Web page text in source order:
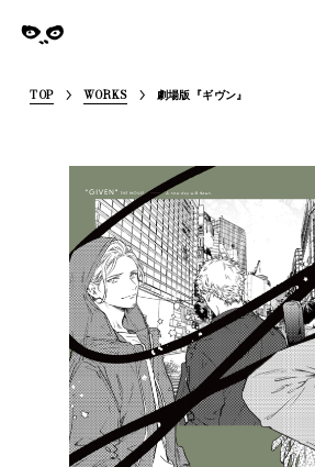
TOP WORKS 劇場版『ギヴン』